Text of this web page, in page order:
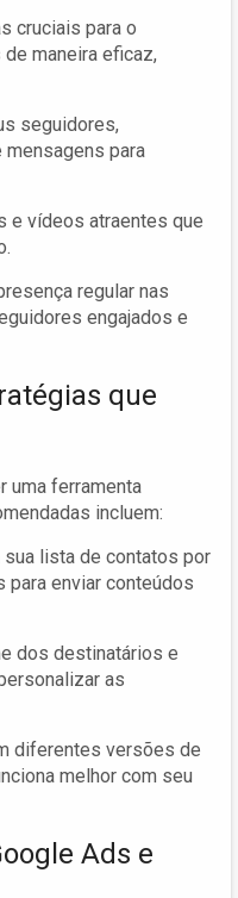
cruciais para o
maneira eficaz,
seguidores,
para
e vídeos atraentes que
regular nas
engajados e
que
uma ferramenta
incluem:
sua lista de contatos por
enviar conteúdos
dos destinatários e
as
diferentes versões de
melhor com seu
Ads e